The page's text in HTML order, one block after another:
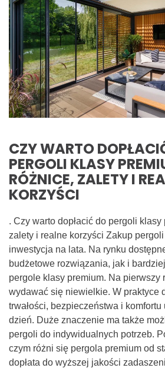
CZY WARTO
PERGOLI KLASY
RÓŻNICE, ZALETY I
KORZYŚCI
. Czy warto dopłacić do pergoli
zalety i realne korzyści Zakup
inwestycja na lata. Na rynku
budżetowe rozwiązania, jak i
pergole klasy premium. Na pierwszy
wydawać się niewielkie. W praktyce
trwałości, bezpieczeństwa i
dzień. Duże znaczenie ma także
pergoli do indywidualnych potrzeb.
czym różni się pergola premium od
dopłata do wyższej jakości